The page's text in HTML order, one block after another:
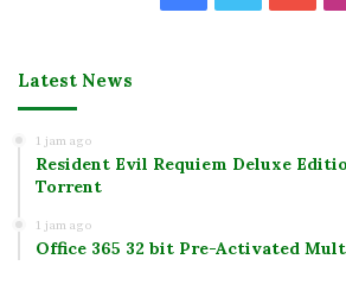
Latest News
1 jam ago
Resident Evil Requiem Deluxe
Torrent
1 jam ago
Office 365 32 bit Pre-Activated